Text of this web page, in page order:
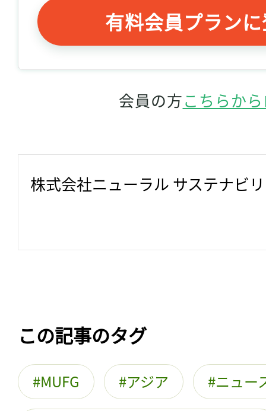
有料会員プラン
会員の方こちらか
株式会社ニューラル サステナビ
この記事のタグ
MUFG アジア ニュー